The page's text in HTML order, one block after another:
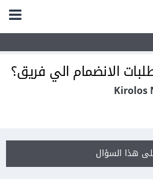
الانضمام الي فريق؟
هذا السؤال